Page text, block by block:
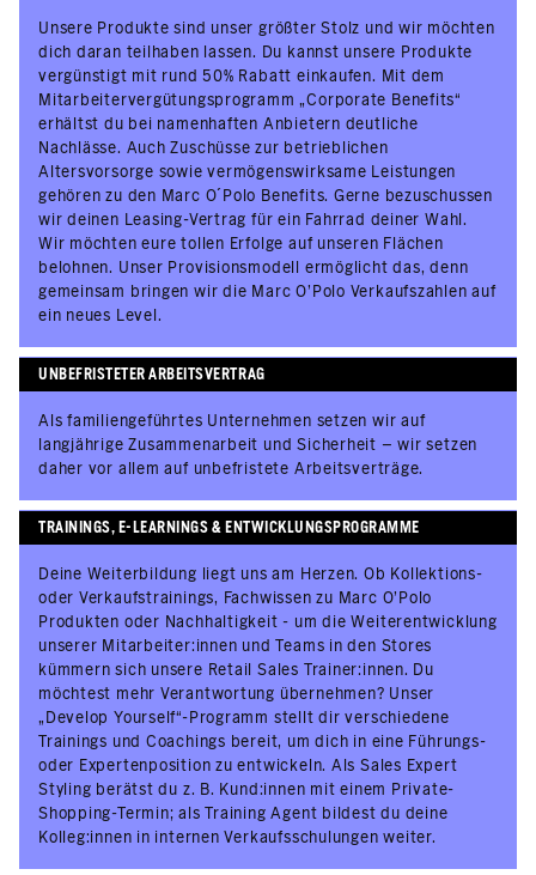
Unsere Produkte sind unser größter Stolz und wir möchten
dich daran teilhaben lassen. Du kannst unsere Produkte
vergünstigt mit rund 50% Rabatt einkaufen. Mit dem
Mitarbeitervergütungsprogramm „Corporate Benefits“
erhältst du bei namenhaften Anbietern deutliche
Nachlässe. Auch Zuschüsse zur betrieblichen
Altersvorsorge sowie vermögenswirksame Leistungen
gehören zu den Marc O´Polo Benefits. Gerne bezuschussen
wir deinen Leasing-Vertrag für ein Fahrrad deiner Wahl.
Wir möchten eure tollen Erfolge auf unseren Flächen
belohnen. Unser Provisionsmodell ermöglicht das, denn
gemeinsam bringen wir die Marc O’Polo Verkaufszahlen auf
ein neues Level.
UNBEFRISTETER ARBEITSVERTRAG
Als familiengeführtes Unternehmen setzen wir auf
langjährige Zusammenarbeit und Sicherheit – wir setzen
daher vor allem auf unbefristete Arbeitsverträge.
TRAININGS, E-LEARNINGS & ENTWICKLUNGSPROGRAMME
Deine Weiterbildung liegt uns am Herzen. Ob Kollektions-
oder Verkaufstrainings, Fachwissen zu Marc O’Polo
Produkten oder Nachhaltigkeit - um die Weiterentwicklung
unserer Mitarbeiter:innen und Teams in den Stores
kümmern sich unsere Retail Sales Trainer:innen. Du
möchtest mehr Verantwortung übernehmen? Unser
„Develop Yourself“-Programm stellt dir verschiedene
Trainings und Coachings bereit, um dich in eine Führungs-
oder Expertenposition zu entwickeln. Als Sales Expert
Styling berätst du z. B. Kund:innen mit einem Private-
Shopping-Termin; als Training Agent bildest du deine
Kolleg:innen in internen Verkaufsschulungen weiter.